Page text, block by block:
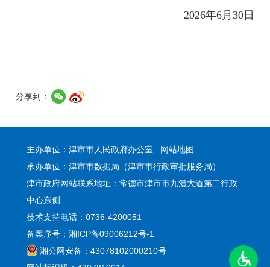
2026年6月30日
分享到：
主办单位：津市市人民政府办公室 网站地图
承办单位：津市市数据局（津市市行政审批服务局）
津市政府网站联系地址：常德市津市市九澧大道第二行政
中心东侧
技术支持电话：0736-4200051
备案序号：湘ICP备09006212号-1
湘公网安备：43078102000210号